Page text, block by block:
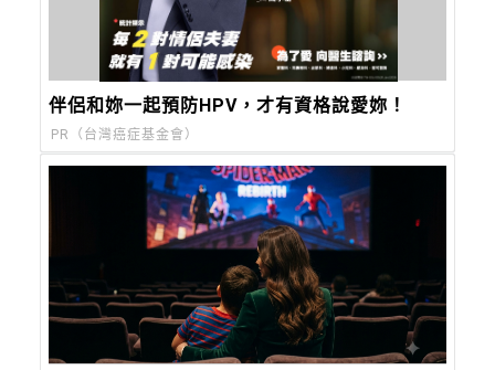
伴侶和妳一起預防HPV，才有資格說愛妳！
PR（台灣癌症基金會）